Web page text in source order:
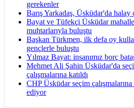
gerekenler
Barış Yarkadaş, Üsküdar'da halay
Bayat ve Tüfekçi Üsküdar mahalle
muhtarlarıyla buluştu
Başkan Türkmen, ilk defa oy
gençlerle buluştu
Yılmaz Bayat: insanımız borç
Mehmet Ali Şahin Üsküdar'da
çalışmalarına katıldı
CHP Üsküdar seçim
ediyor